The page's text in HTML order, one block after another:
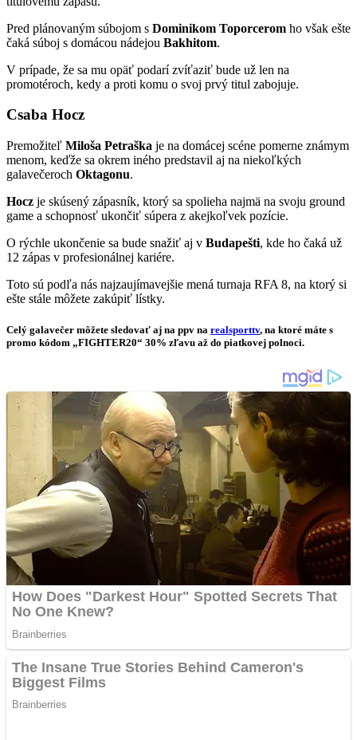
Pred plánovaným súbojom s Dominikom Toporcerom ho však ešte
čaká súboj s domácou nádejou Bakhitom.
V prípade, že sa mu opäť podarí zvíťaziť bude už len na
promotéroch, kedy a proti komu o svoj prvý titul zabojuje.
Csaba Hocz
Premožiteľ Miloša Petraška je na domácej scéne pomerne známym
menom, keďže sa okrem iného predstavil aj na niekoľkých
galavečeroch Oktagonu.
Hocz je skúsený zápasník, ktorý sa spolieha najmä na svoju ground
game a schopnosť ukončiť súpera z akejkoľvek pozície.
O rýchle ukončenie sa bude snažiť aj v Budapešti, kde ho čaká už
12 zápas v profesionálnej kariére.
Toto sú podľa nás najzaujímavejšie mená turnaja RFA 8, na ktorý si
ešte stále môžete zakúpiť lístky.
Celý galavečer môžete sledovať aj na ppv na realsporttv, na ktoré máte s
promo kódom „FIGHTER20“ 30% zľavu až do piatkovej polnoci.